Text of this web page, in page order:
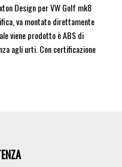
Design per VW Golf mk8
va montato direttamente
viene prodotto è ABS di
agli urti. Con certificazione